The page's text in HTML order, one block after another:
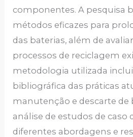
componentes. A pesquisa
métodos eficazes para
das baterias, além de
processos de reciclagem
metodologia utilizada
bibliográfica das práticas
manutenção e descarte de
análise de estudos de caso
diferentes abordagens e